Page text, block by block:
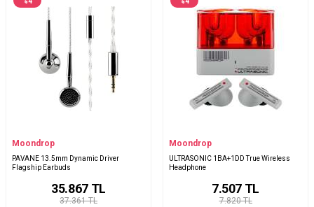
Moondrop
PAVANE 13.5mm Dynamic Driver
Flagship Earbuds
37.361 TL
35.867TL
Moondrop
ULTRASONIC 1BA+1DD True Wireless
Headphone
7.820 TL
7.507 TL